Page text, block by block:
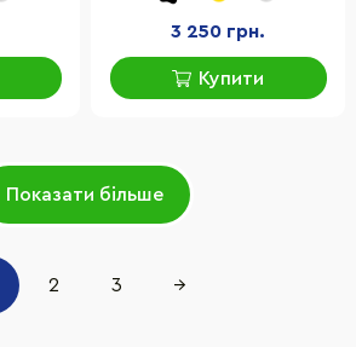
3 250 грн.
Купити
Показати більше
2 3 →